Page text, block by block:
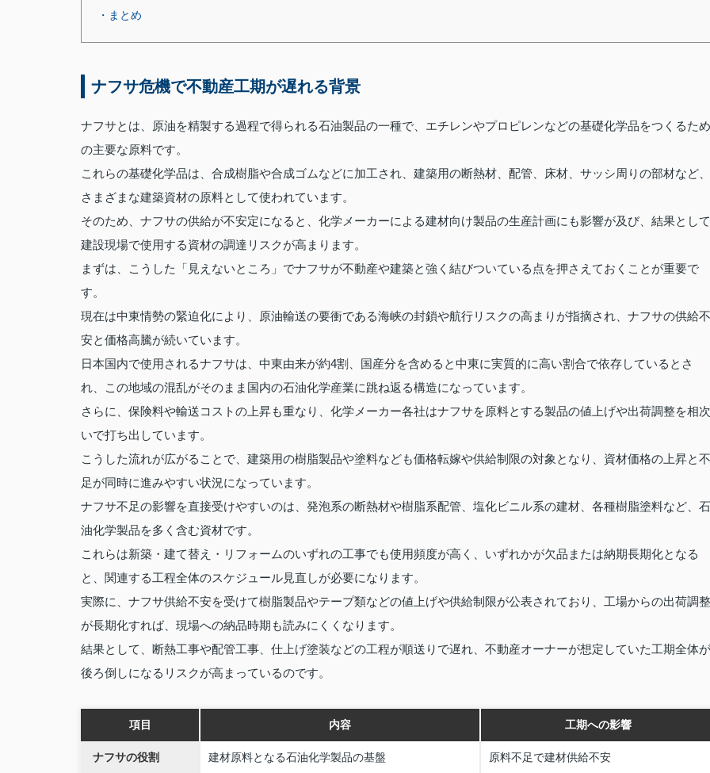
・まとめ
ナフサ危機で不動産工期が遅れる背景
ナフサとは、原油を精製する過程で得られる石油製品の一種で、エチレンやプロピレンなどの基礎化学品をつくるため
の主要な原料です。
これらの基礎化学品は、合成樹脂や合成ゴムなどに加工され、建築用の断熱材、配管、床材、サッシ周りの部材など、
さまざまな建築資材の原料として使われています。
そのため、ナフサの供給が不安定になると、化学メーカーによる建材向け製品の生産計画にも影響が及び、結果として
建設現場で使用する資材の調達リスクが高まります。
まずは、こうした「見えないところ」でナフサが不動産や建築と強く結びついている点を押さえておくことが重要で
す。
現在は中東情勢の緊迫化により、原油輸送の要衝である海峡の封鎖や航行リスクの高まりが指摘され、ナフサの供給不
安と価格高騰が続いています。
日本国内で使用されるナフサは、中東由来が約4割、国産分を含めると中東に実質的に高い割合で依存しているとさ
れ、この地域の混乱がそのまま国内の石油化学産業に跳ね返る構造になっています。
さらに、保険料や輸送コストの上昇も重なり、化学メーカー各社はナフサを原料とする製品の値上げや出荷調整を相次
いで打ち出しています。
こうした流れが広がることで、建築用の樹脂製品や塗料なども価格転嫁や供給制限の対象となり、資材価格の上昇と不
足が同時に進みやすい状況になっています。
ナフサ不足の影響を直接受けやすいのは、発泡系の断熱材や樹脂系配管、塩化ビニル系の建材、各種樹脂塗料など、石
油化学製品を多く含む資材です。
これらは新築・建て替え・リフォームのいずれの工事でも使用頻度が高く、いずれかが欠品または納期長期化となる
と、関連する工程全体のスケジュール見直しが必要になります。
実際に、ナフサ供給不安を受けて樹脂製品やテープ類などの値上げや供給制限が公表されており、工場からの出荷調整
が長期化すれば、現場への納品時期も読みにくくなります。
結果として、断熱工事や配管工事、仕上げ塗装などの工程が順送りで遅れ、不動産オーナーが想定していた工期全体が
後ろ倒しになるリスクが高まっているのです。
項目 内容 工期への影響
ナフサの役割 建材原料となる石油化学製品の基盤 原料不足で建材供給不安